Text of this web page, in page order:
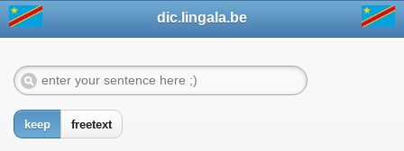
dic.lingala.be
keep freetext